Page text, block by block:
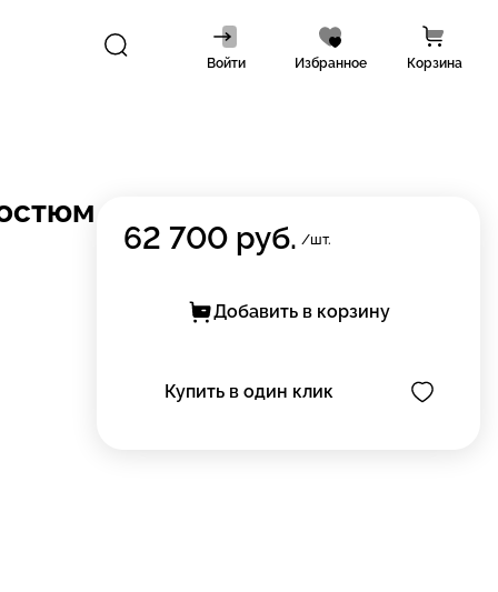
Войти Избранное Корзина
62 700 руб. /шт.
Добавить в корзину
Купить в один клик